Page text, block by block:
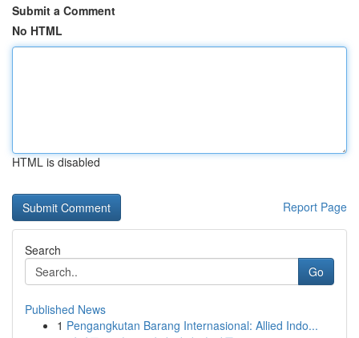
Submit a Comment
No HTML
HTML is disabled
Report Page
Search
Go
Published News
1 Pengangkutan Barang Internasional: Allied Indo...